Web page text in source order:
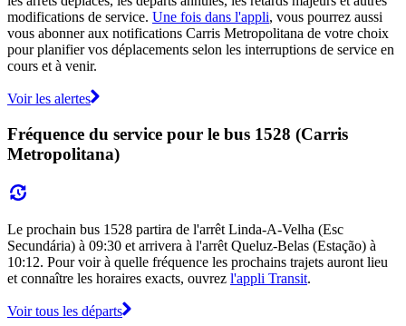
modifications de service. Une fois dans l'appli, vous pourrez aussi
vous abonner aux notifications Carris Metropolitana de votre choix
pour planifier vos déplacements selon les interruptions de service en
cours et à venir.
Voir les alertes
Fréquence du service pour le bus 1528 (Carris
Metropolitana)
Le prochain bus 1528 partira de l'arrêt Linda-A-Velha (Esc
Secundária) à 09:30 et arrivera à l'arrêt Queluz-Belas (Estação) à
10:12. Pour voir à quelle fréquence les prochains trajets auront lieu
et connaître les horaires exacts, ouvrez l'appli Transit.
Voir tous les départs